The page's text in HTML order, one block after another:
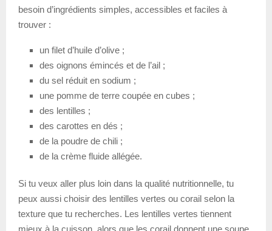
besoin d’ingrédients simples, accessibles et faciles à
trouver :
un filet d’huile d’olive ;
des oignons émincés et de l’ail ;
du sel réduit en sodium ;
une pomme de terre coupée en cubes ;
des lentilles ;
des carottes en dés ;
de la poudre de chili ;
de la crème fluide allégée.
Si tu veux aller plus loin dans la qualité nutritionnelle, tu
peux aussi choisir des lentilles vertes ou corail selon la
texture que tu recherches. Les lentilles vertes tiennent
mieux à la cuisson, alors que les corail donnent une soupe